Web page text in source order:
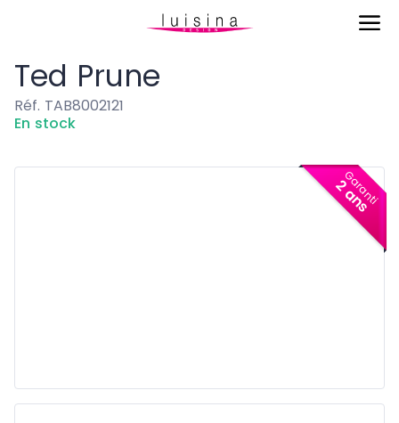
Chaises & Tables Ted Prune
Ted Prune
Réf. TAB8002121
En stock
Garanti
2 ans